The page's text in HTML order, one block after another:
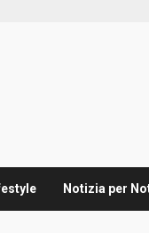
Notizia per